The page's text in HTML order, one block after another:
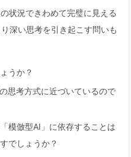
状況できわめて完璧に見える
深い思考を引き起こす問いも
うか？
思考方式に近づいているので
模倣型AI」に依存することは
でしょうか？